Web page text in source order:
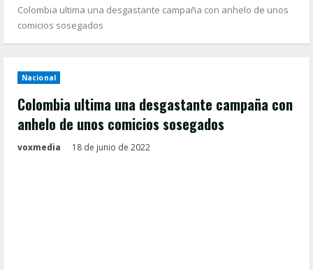
Colombia ultima una desgastante campaña con anhelo de unos
comicios sosegados
Nacional
Colombia ultima una desgastante campaña con
anhelo de unos comicios sosegados
voxmedia 18 de junio de 2022